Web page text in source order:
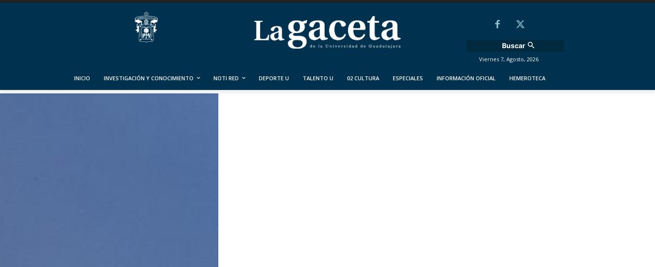
Buscar
Viernes 7, Agosto, 2026
INICIO INVESTIGACIÓN Y CONOCIMIENTO NOTI RED DEPORTE U TALENTO U 02 CULTURA ESPECIALES INFORMACIÓN OFICIAL HEMEROTECA